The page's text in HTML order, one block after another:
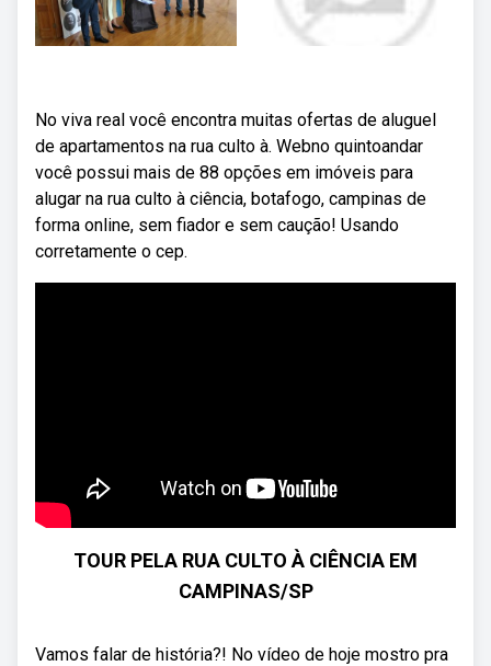
No viva real você encontra muitas ofertas de aluguel
de apartamentos na rua culto à. Webno quintoandar
você possui mais de 88 opções em imóveis para
alugar na rua culto à ciência, botafogo, campinas de
forma online, sem fiador e sem caução! Usando
corretamente o cep.
TOUR PELA RUA CULTO À CIÊNCIA EM
CAMPINAS/SP
Vamos falar de história?! No vídeo de hoje mostro pra